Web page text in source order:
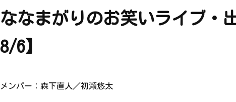
ななまがりのお笑いライブ・
8/6】
メンバー：森下直人／初瀬悠太